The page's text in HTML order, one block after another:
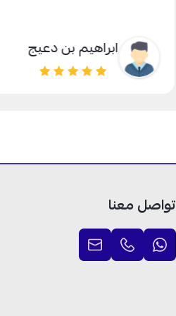
ابراهيم بن دعيج
تواصل معنا